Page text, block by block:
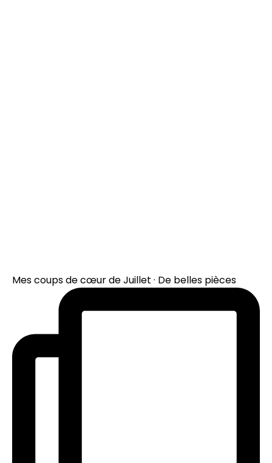
Mes coups de cœur de Juillet · De belles pièces